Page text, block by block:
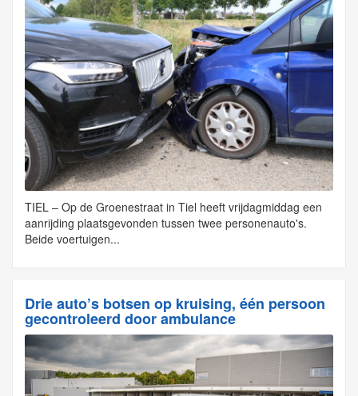
TIEL – Op de Groenestraat in Tiel heeft vrijdagmiddag een
aanrijding plaatsgevonden tussen twee personenauto's.
Beide voertuigen...
Drie auto’s botsen op kruising, één persoon
gecontroleerd door ambulance